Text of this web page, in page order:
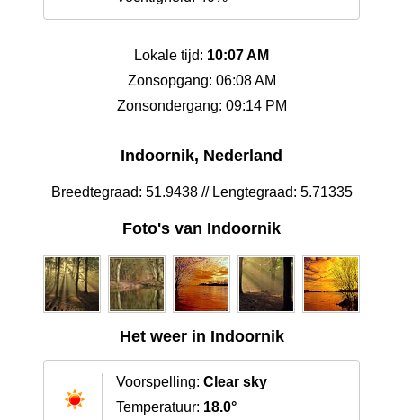
Lokale tijd: 10:07 AM
Zonsopgang: 06:08 AM
Zonsondergang: 09:14 PM
Indoornik, Nederland
Breedtegraad: 51.9438 // Lengtegraad: 5.71335
Foto's van Indoornik
Het weer in Indoornik
Voorspelling: Clear sky
Temperatuur: 18.0°